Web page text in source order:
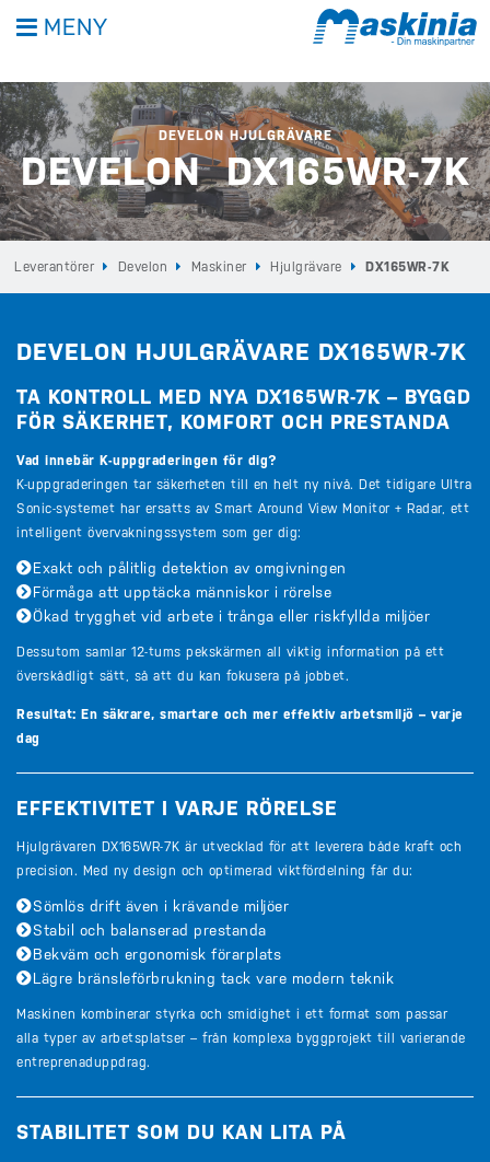
MENY
DEVELON HJULGRÄVARE
DEVELON DX165WR-7K
Leverantörer Develon Maskiner Hjulgrävare DX165WR-7K
DEVELON HJULGRÄVARE DX165WR-7K
TA KONTROLL MED NYA DX165WR-7K – BYGGD
FÖR SÄKERHET, KOMFORT OCH PRESTANDA
Vad innebär K-uppgraderingen för dig?
K-uppgraderingen tar säkerheten till en helt ny nivå. Det tidigare Ultra
Sonic-systemet har ersatts av Smart Around View Monitor + Radar, ett
intelligent övervakningssystem som ger dig:
Exakt och pålitlig detektion av omgivningen
Förmåga att upptäcka människor i rörelse
Ökad trygghet vid arbete i trånga eller riskfyllda miljöer
Dessutom samlar 12-tums pekskärmen all viktig information på ett
överskådligt sätt, så att du kan fokusera på jobbet.
Resultat: En säkrare, smartare och mer effektiv arbetsmiljö – varje
dag
EFFEKTIVITET I VARJE RÖRELSE
Hjulgrävaren DX165WR-7K är utvecklad för att leverera både kraft och
precision. Med ny design och optimerad viktfördelning får du:
Sömlös drift även i krävande miljöer
Stabil och balanserad prestanda
Bekväm och ergonomisk förarplats
Lägre bränsleförbrukning tack vare modern teknik
Maskinen kombinerar styrka och smidighet i ett format som passar
alla typer av arbetsplatser – från komplexa byggprojekt till varierande
entreprenaduppdrag.
STABILITET SOM DU KAN LITA PÅ